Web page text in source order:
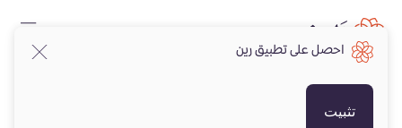
احصل على تطبيق رين
تثبيت